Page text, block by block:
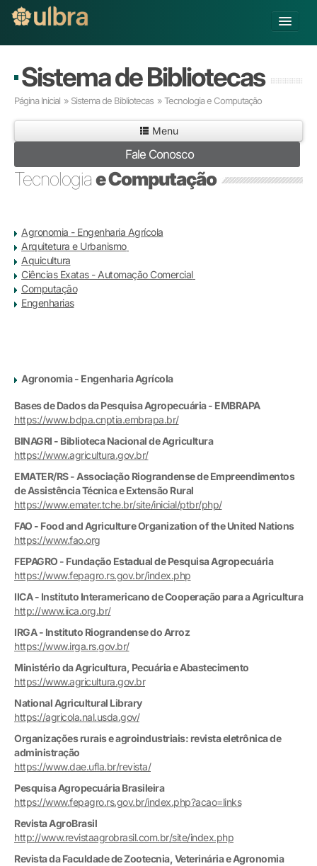
Buscar
Já sou Aluno
Matricule-se
Educação Básica
Graduação
Pesquisa
Extensão
Infraestrutura e Serviços
Inovação
Sobre a ULBRA
Sistema de Bibliotecas
Página Inicial » Sistema de Bibliotecas » Tecnologia e Computação
Menu
Fale Conosco
Tecnologiae Computação
Agronomia - Engenharia Agrícola
Arquitetura e Urbanismo
Aquicultura
Ciências Exatas - Automação Comercial
Computação
Engenharias
Agronomia - Engenharia Agrícola
Bases de Dados da Pesquisa Agropecuária - EMBRAPA
https://www.bdpa.cnptia.embrapa.br/
BINAGRI - Biblioteca Nacional de Agricultura
https://www.agricultura.gov.br/
EMATER/RS - Associação Riograndense de Empreendimentos
de Assistência Técnica e Extensão Rural
https://www.emater.tche.br/site/inicial/ptbr/php/
FAO - Food and Agriculture Organization of the United Nations
https://www.fao.org
FEPAGRO - Fundação Estadual de Pesquisa Agropecuária
https://www.fepagro.rs.gov.br/index.php
IICA - Instituto Interamericano de Cooperação para a Agricultura
http://www.iica.org.br/
IRGA - Instituto Riograndense do Arroz
https://www.irga.rs.gov.br/
Ministério da Agricultura, Pecuária e Abastecimento
https://www.agricultura.gov.br
National Agricultural Library
https://agricola.nal.usda.gov/
Organizações rurais e agroindustriais: revista eletrônica de
administração
https://www.dae.ufla.br/revista/
Pesquisa Agropecuária Brasileira
https://www.fepagro.rs.gov.br/index.php?acao=links
Revista AgroBrasil
http://www.revistaagrobrasil.com.br/site/index.php
Revista da Faculdade de Zootecnia, Veterinária e Agronomia